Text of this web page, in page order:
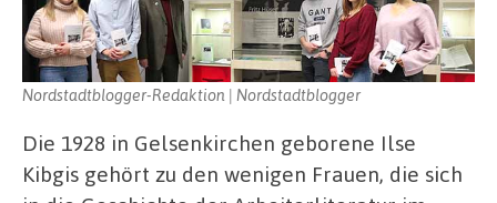
Nordstadtblogger-Redaktion | Nordstadtblogger
Die 1928 in Gelsenkirchen geborene Ilse
Kibgis gehört zu den wenigen Frauen, die sich